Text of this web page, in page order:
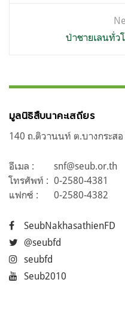
ป่าชายเลนทั่ว
มูลนิธิสืบนาคะเสถียร
140 ถ.ติวานนท์ ต.บางกระส
อีเมล :
snf@seub.or.th
โทรศัพท์ : 0-2580-4381
แฟกซ์ :
0-2580-4382
SeubNakhasathienFD
@seubfd
seubfd
Seub2010